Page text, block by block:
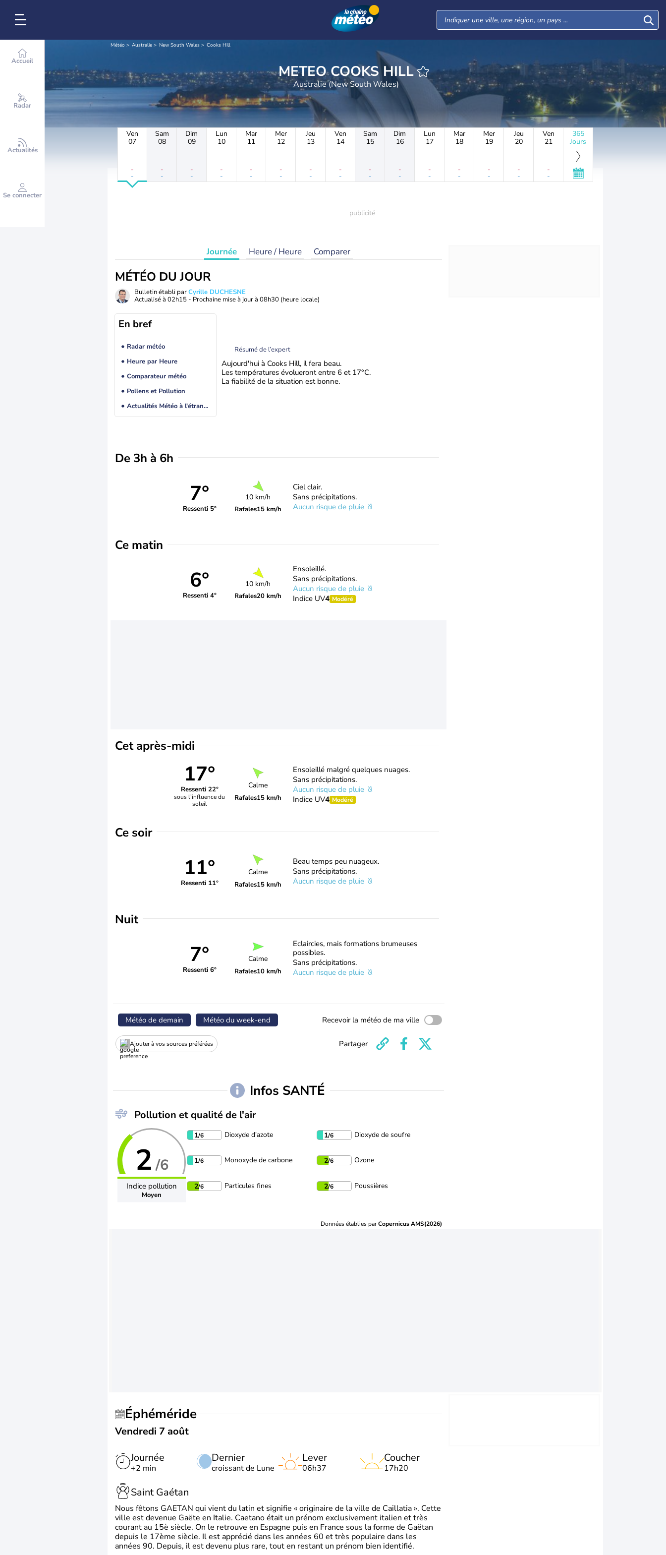
Accueil
Radar
Actualités
Se connecter
Météo Australie New South Wales Cooks Hill
METEO COOKS HILL
Australie (New South Wales)
Ven
07
-
-
Sam
08
-
-
Dim
09
-
-
Lun
10
-
-
Mar
11
-
-
Mer
12
-
-
Jeu
13
-
-
Ven
14
-
-
Sam
15
-
-
Dim
16
-
-
Lun
17
-
-
Mar
18
-
-
Mer
19
-
-
Jeu
20
-
-
Ven
21
-
-
365
Jours
Journée Heure / Heure Comparer
MÉTÉO DU JOUR
Bulletin établi parCyrille DUCHESNE
Actualisé à 02h15 - Prochaine mise à jour à 08h30 (heure locale)
En bref
Radar météo
Heure par Heure
Comparateur météo
Pollens et Pollution
Actualités Météo à l'étranger
Résumé de l’expert
Aujourd'hui à Cooks Hill, il fera beau.
Les températures évolueront entre 6 et 17°C.
La fiabilité de la situation est bonne.
De 3h à 6h
7°
Ressenti 5°
10 km/h
Rafales15 km/h
Ciel clair.
Sans précipitations.
Aucun risque de pluie
Ce matin
6°
Ressenti 4°
10 km/h
Rafales20 km/h
Ensoleillé.
Sans précipitations.
Aucun risque de pluie
Indice UV4 Modéré
Cet après-midi
17°
Ressenti 22°
sous l’influence du
soleil
Calme
Rafales15 km/h
Ensoleillé malgré quelques nuages.
Sans précipitations.
Aucun risque de pluie
Indice UV4 Modéré
Ce soir
11°
Ressenti 11°
Calme
Rafales15 km/h
Beau temps peu nuageux.
Sans précipitations.
Aucun risque de pluie
Nuit
7°
Ressenti 6°
Calme
Rafales10 km/h
Eclaircies, mais formations brumeuses
possibles.
Sans précipitations.
Aucun risque de pluie
Météo de demain Météo du week-end Recevoir la météo de ma ville
Ajouter à vos sources préférées Partager
Infos SANTÉ
Pollution et qualité de l'air
2 /6
Indice pollution
Moyen
1/6 Dioxyde d'azote 1/6 Dioxyde de soufre
1/6 Monoxyde de carbone 2/6 Ozone
2/6 Particules fines 2/6 Poussières
Données établies parCopernicus AMS(2026)
Éphéméride
Vendredi 7 août
Journée
+2 min
Dernier
croissant de Lune
Lever
06h37
Coucher
17h20
Saint Gaétan
Nous fêtons GAETAN qui vient du latin et signifie « originaire de la ville de Caillatia ». Cette
ville est devenue Gaëte en Italie. Caetano était un prénom exclusivement italien et très
courant au 15è siècle. On le retrouve en Espagne puis en France sous la forme de Gaëtan
depuis le 17ème siècle. Il est apprécié dans les années 60 et très populaire dans les
années 90. Depuis, il est devenu plus rare, tout en restant un prénom bien identifié.